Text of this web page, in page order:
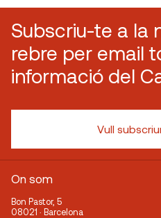
Subscriu-te a la
rebre per email
informació del
Vull
On som
Bon Pastor, 5
08021 · Barcelona